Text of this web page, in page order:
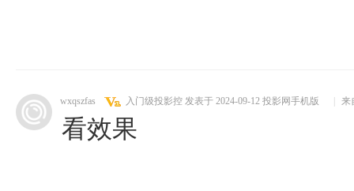
wxqszfas 入门级投影控 发表于 2024-09-12 投影网手机版 来
看效果